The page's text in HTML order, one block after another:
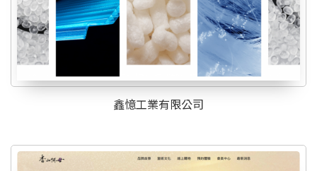
鑫憶工業有限公司